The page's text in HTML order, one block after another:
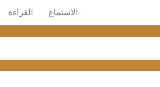
الاستماع القراءة